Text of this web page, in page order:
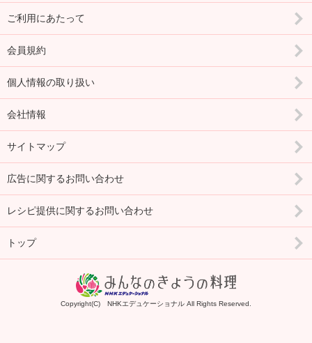
ご利用にあたって
会員規約
個人情報の取り扱い
会社情報
サイトマップ
広告に関するお問い合わせ
レシピ提供に関するお問い合わせ
トップ
Copyright(C) NHKエデュケーショナル All Rights Reserved.